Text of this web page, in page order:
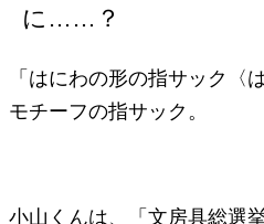
に……？
「はにわの形の指サック〈
モチーフの指サック。
小山くんは、「文房具総選